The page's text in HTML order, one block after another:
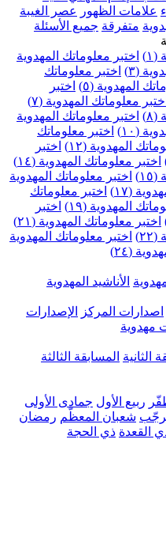
علامات الظهور
عصر الغيبة
متفرقة جميع الأسئلة
اختبر معلوماتك المهدوية
(٣)
اختبر معلوماتك
المهدوية (٥)
اختبر
اختبر معلوماتك المهدوية (٧)
اختبر معلوماتك المهدوية
(١٠)
اختبر معلوماتك
المهدوية (١٢)
اختبر
اختبر معلوماتك المهدوية (١٤)
اختبر معلوماتك المهدوية
(١٧)
اختبر معلوماتك
المهدوية (١٩)
اختبر
اختبر معلوماتك المهدوية (٢١)
اختبر معلوماتك المهدوية
(٢٤)
الأناشيد المهدوية
اصدارات المركز
الإصدارات
مهدوية
الثانية المسابقة الثالثة
ربيع الأول جمادى الأولى
شعبان المعظّم رمضان
القعدة ذي الحجة